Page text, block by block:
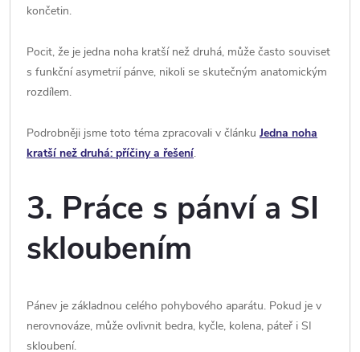
končetin.
Pocit, že je jedna noha kratší než druhá, může často souviset
s funkční asymetrií pánve, nikoli se skutečným anatomickým
rozdílem.
Podrobněji jsme toto téma zpracovali v článku Jedna noha
kratší než druhá: příčiny a řešení.
3. Práce s pánví a SI
skloubením
Pánev je základnou celého pohybového aparátu. Pokud je v
nerovnováze, může ovlivnit bedra, kyčle, kolena, páteř i SI
skloubení.